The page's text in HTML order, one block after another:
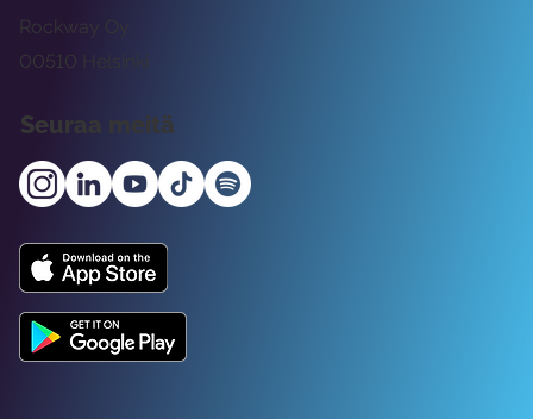
Rockway Oy
00510 Helsinki
Seuraa meitä